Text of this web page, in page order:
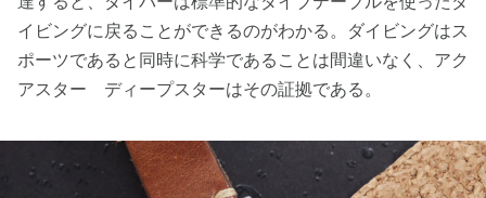
イビングに戻ることができるのがわかる。ダイビングはス
ポーツであると同時に科学であることは間違いなく、アク
アスター ディープスターはその証拠である。